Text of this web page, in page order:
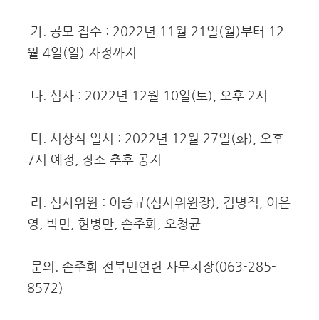
가. 공모 접수 : 2022년 11월 21일(월)부터 12
월 4일(일) 자정까지
나. 심사 : 2022년 12월 10일(토), 오후 2시
다. 시상식 일시 : 2022년 12월 27일(화), 오후
7시 예정, 장소 추후 공지
라. 심사위원 : 이종규(심사위원장), 김병직, 이은
영, 박민, 현병만, 손주화, 오청균
문의. 손주화 전북민언련 사무처장(063-285-
8572)